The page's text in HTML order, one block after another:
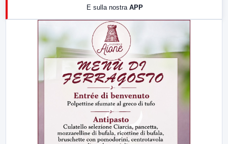
E sulla nostra APP